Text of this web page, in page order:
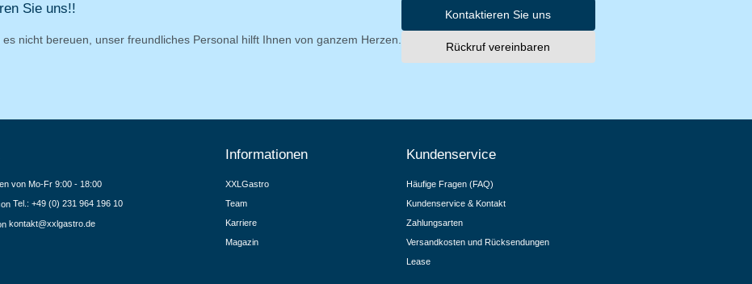
Sie uns!!
es nicht bereuen, unser freundliches Personal hilft Ihnen von ganzem Herzen.
Kontaktieren Sie uns
Rückruf vereinbaren
von Mo-Fr 9:00 - 18:00
Tel.: +49 (0) 231 964 196 10
kontakt@xxlgastro.de
Informationen
XXLGastro
Team
Karriere
Magazin
Kundenservice
Häufige Fragen (FAQ)
Kundenservice & Kontakt
Zahlungsarten
Versandkosten und Rücksendungen
Lease